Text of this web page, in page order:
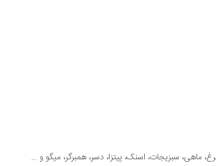
سبزیجات، اسنک، پیتزا، دسر، همبرگر، میگو و …